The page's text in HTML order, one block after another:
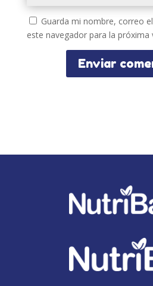
Guarda mi nombre, correo
este navegador para la próxima
Enviar